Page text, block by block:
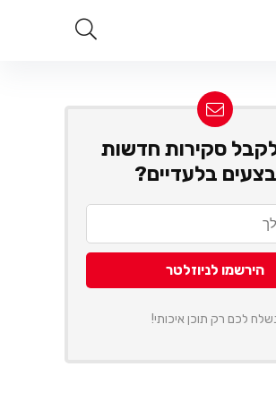
לקבל סקירות חדשות
בלעדיים?
לכם רק תוכן איכותי!